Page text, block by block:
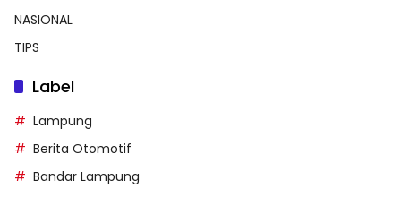
NASIONAL
TIPS
Label
Lampung
Berita Otomotif
Bandar Lampung